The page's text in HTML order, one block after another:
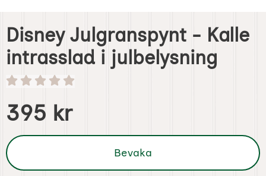
Disney Julgranspynt - Kalle
intrasslad i julbelysning
Handla denna produkt Disney Julgranspynt - Kalle
pris
395 kr
Bevaka